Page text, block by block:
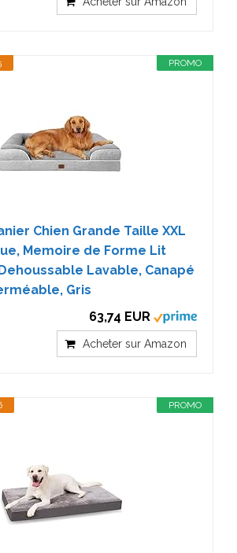
PROMO
Chien Grande Taille XXL
Memoire de Forme Lit
Lavable, Canapé
Gris
63,74 EUR
Acheter sur Amazon
PROMO